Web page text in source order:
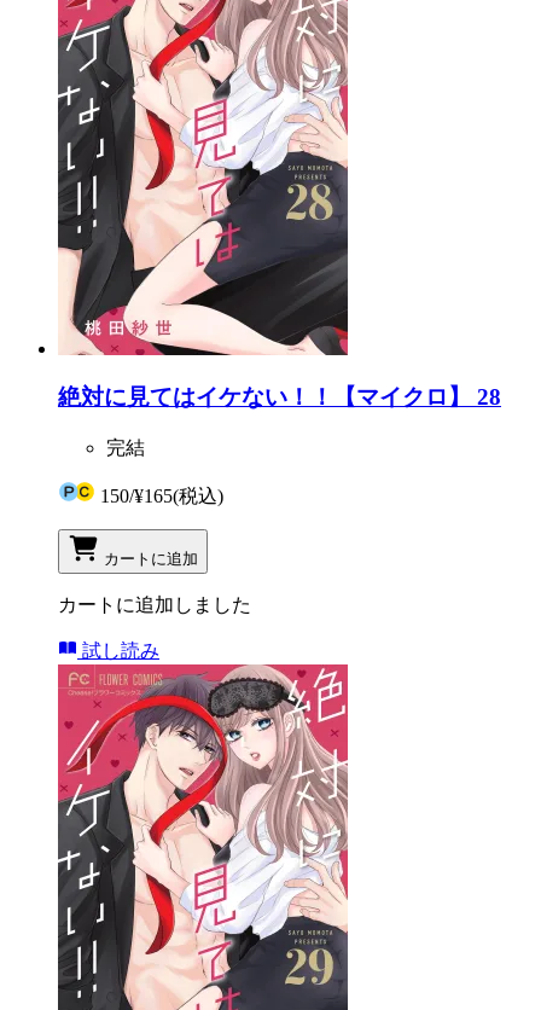
絶対に見てはイケない！！【マイクロ】 28
完結
150/¥165(税込)
カートに追加
カートに追加しました
試し読み